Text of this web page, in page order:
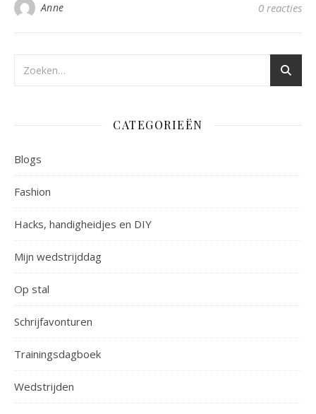
Anne 0 reacties
CATEGORIEËN
Blogs
Fashion
Hacks, handigheidjes en DIY
Mijn wedstrijddag
Op stal
Schrijfavonturen
Trainingsdagboek
Wedstrijden